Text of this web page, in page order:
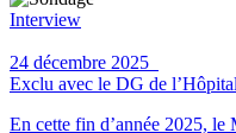
Interview
24 décembre 2025
Exclu avec le DG de
En cette fin d’année 2025,